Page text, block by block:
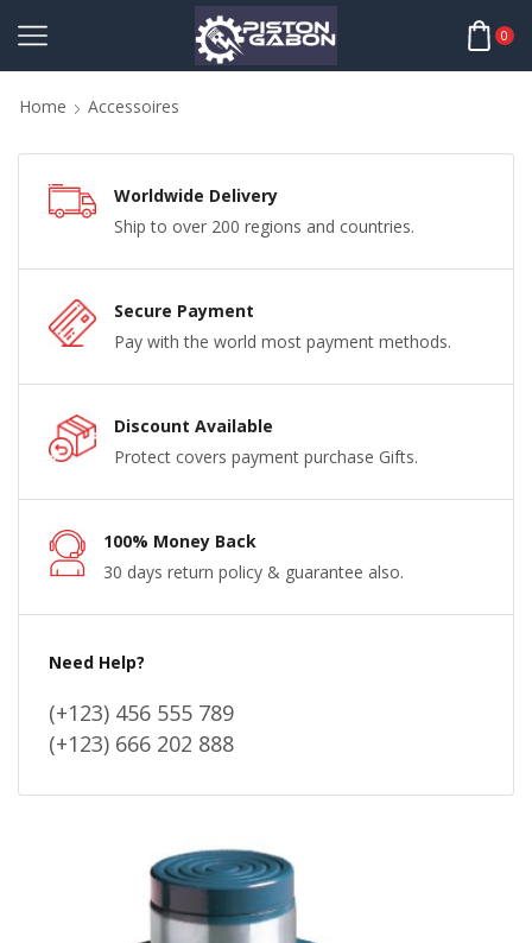
0
Home Accessoires
Worldwide Delivery
Ship to over 200 regions and countries.
Secure Payment
Pay with the world most payment methods.
Discount Available
Protect covers payment purchase Gifts.
100% Money Back
30 days return policy & guarantee also.
Need Help?
(+123) 456 555 789
(+123) 666 202 888